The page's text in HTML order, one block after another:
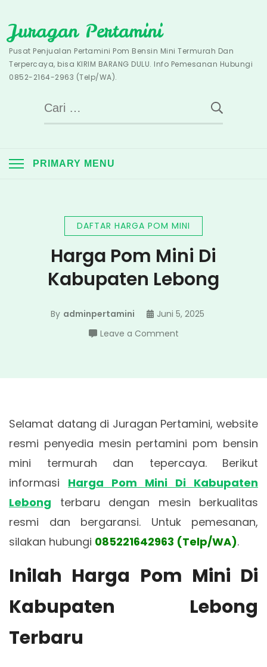
to
content
Juragan Pertamini
Pusat Penjualan Pertamini Pom Bensin Mini Termurah Dan
Terpercaya, bisa KIRIM BARANG DULU. Info Pemesanan Hubungi
0852-2164-2963 (Telp/WA).
Cari
untuk:
PRIMARY MENU
DAFTAR HARGA POM MINI
Harga Pom Mini Di
Kabupaten Lebong
By adminpertamini
Juni 5, 2025
Leave a Commenton
Mini
Lebong
Selamat datang di Juragan Pertamini, website
resmi penyedia mesin pertamini pom bensin
mini termurah dan tepercaya. Berikut
informasi Harga Pom Mini Di Kabupaten
Lebong terbaru dengan mesin berkualitas
resmi dan bergaransi. Untuk pemesanan,
silakan hubungi 085221642963 (Telp/WA).
Inilah Harga Pom Mini Di
Kabupaten Lebong
Terbaru